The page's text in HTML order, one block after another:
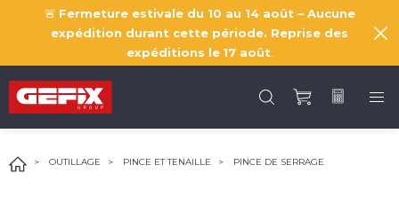
🚨 Fermeture estivale du 10 au 14 août – Aucune
expédition durant cette période. Reprise des
expéditions le 17 août
OUTILLAGE PINCE ET TENAILLE PINCE DE SERRAGE